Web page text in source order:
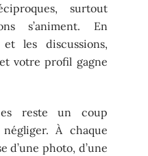
surtout
s’animent. En
les discussions,
votre profil gagne
reste un coup
À chaque
d’une photo, d’une